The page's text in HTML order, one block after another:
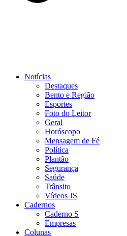
Notícias
Destaques
Bento e Região
Esportes
Foto do Leitor
Geral
Horóscopo
Mensagem de Fé
Política
Plantão
Segurança
Saúde
Trânsito
Vídeos JS
Cadernos
Caderno S
Empresas
Colunas